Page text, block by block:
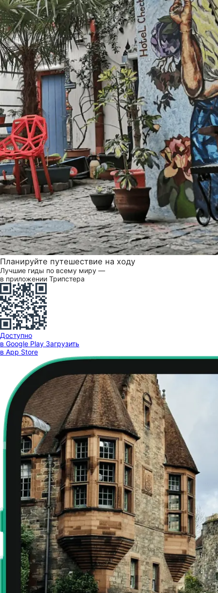
Планируйте путешествие на ходу
Лучшие гиды по всему миру —
в приложении Трипстера
Доступно
в Google Play Загрузить
в App Store